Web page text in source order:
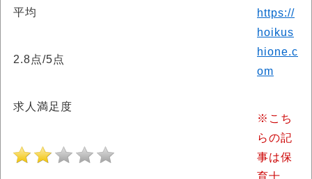
平均
2.8点/5点
求人満足度
https://
hoikus
hione.c
om
※こち
らの記
事は保
育士